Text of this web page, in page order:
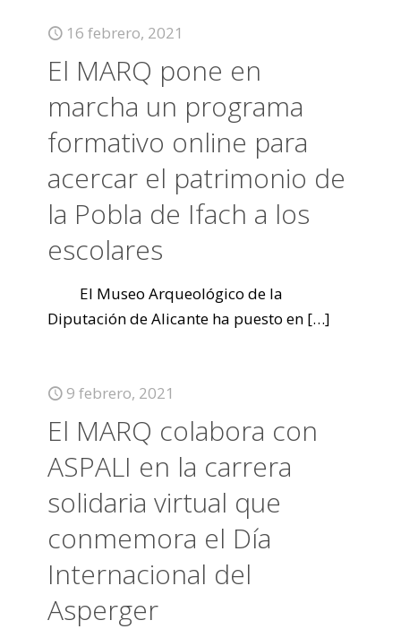
16 febrero, 2021
El MARQ pone en
marcha un programa
formativo online para
acercar el patrimonio de
la Pobla de Ifach a los
escolares
El Museo Arqueológico de la
Diputación de Alicante ha puesto en […]
9 febrero, 2021
El MARQ colabora con
ASPALI en la carrera
solidaria virtual que
conmemora el Día
Internacional del
Asperger